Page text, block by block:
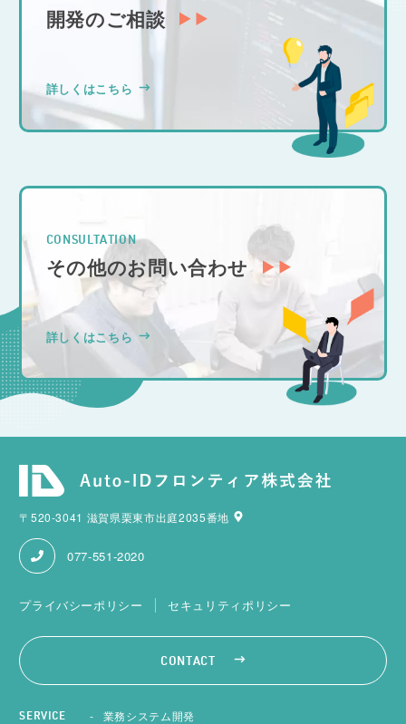
開発のご相談
詳しくはこちら
CONSULTATION
その他のお問い合わせ
詳しくはこちら
〒520-3041 滋賀県栗東市出庭2035番地
077-551-2020
プライバシーポリシー セキュリティポリシー
CONTACT
SERVICE
業務システム開発